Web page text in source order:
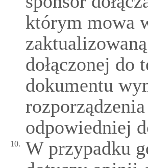
którym mowa
dołączonej
dokumentu
odpowiedniej
10.
W przypadku